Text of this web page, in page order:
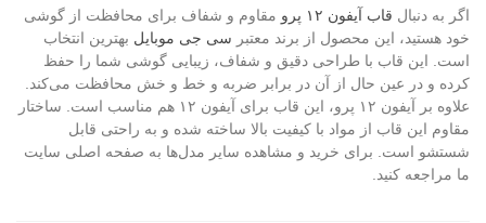
اگر به دنبال قاب آیفون ۱۲ پرو
مقاوم و شفاف برای محافظت از گوشی
خود هستید، این محصول از برند معتبر سی جی موبایل بهترین انتخاب
است. این قاب با طراحی دقیق و شفاف، زیبایی گوشی شما را حفظ
کرده و در عین حال از آن در برابر ضربه و خط و خش محافظت می‌کند.
علاوه بر آیفون ۱۲ پرو، این قاب برای آیفون ۱۲ هم مناسب است. ساختار
مقاوم این قاب از مواد با کیفیت بالا ساخته شده و به راحتی قابل
شستشو است. برای خرید و مشاهده سایر مدل‌ها به صفحه اصلی سایت
ما مراجعه کنید.